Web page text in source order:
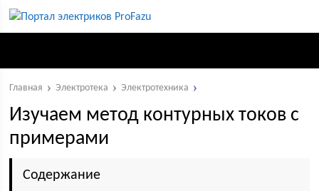
Главная Электротека Электротехника
Изучаем метод контурных токов с
примерами
Содержание